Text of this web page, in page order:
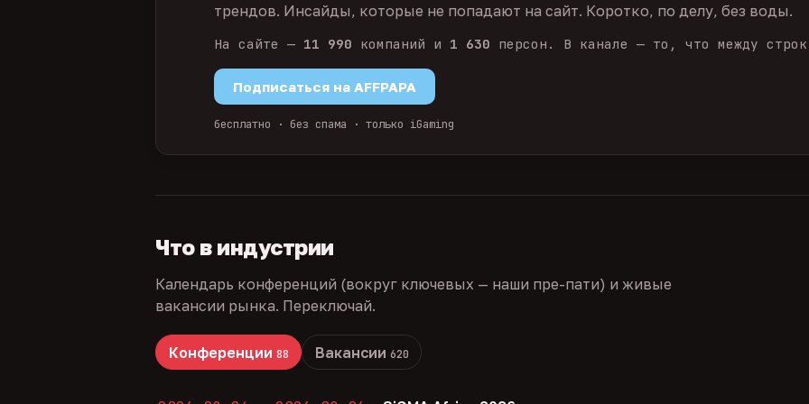
трендов. Инсайды, которые не попадают на сайт. Коротко, по делу, без воды.
На сайте — 11 990 компаний и 1 630 персон. В канале — то, что между
Подписаться на AFFPAPA
бесплатно · без спама · только iGaming
Что в индустрии
Календарь конференций (вокруг ключевых — наши пре-пати) и живые
вакансии рынка. Переключай.
Конференции 88 Вакансии 620